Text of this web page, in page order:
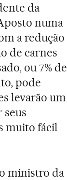
da
numa
a redução
de carnes
ou 7% de
pode
levarão um
seus
muito fácil
ministro da